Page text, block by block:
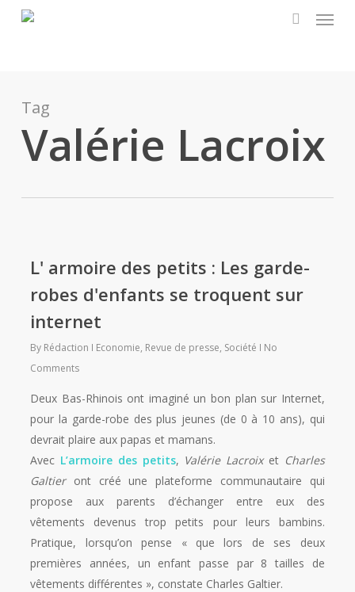
Menu
Tag
Valérie Lacroix
L' armoire des petits : Les garde-
robes d'enfants se troquent sur
internet
By Rédaction Economie, Revue de presse, Société
No
Comments
Deux Bas-Rhinois ont imaginé un bon plan sur Internet,
pour la garde-robe des plus jeunes (de 0 à 10 ans), qui
devrait plaire aux papas et mamans.
Avec L’armoire des petits, Valérie Lacroixet Charles
Galtieront créé une plateforme communautaire qui
propose aux parents d’échanger entre eux des
vêtements devenus trop petits pour leurs bambins.
Pratique, lorsqu’on pense « que lors de ses deux
premières années, un enfant passe par 8 tailles de
vêtements différentes », constate Charles Galtier.